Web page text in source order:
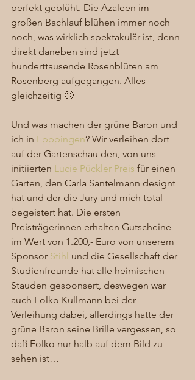
perfekt geblüht. Die Azaleen im
großen Bachlauf blühen immer noch
noch, was wirklich spektakulär ist, denn
direkt daneben sind jetzt
hunderttausende Rosenblüten am
Rosenberg aufgegangen. Alles
gleichzeitig 🙂
Und was machen der grüne Baron und
ich in Epppingen? Wir verleihen dort
auf der Gartenschau den, von uns
initiierten Lucie Pückler Preis für einen
Garten, den Carla Santelmann designt
hat und der die Jury und mich total
begeistert hat. Die ersten
Preisträgerinnen erhalten Gutscheine
im Wert von 1.200,- Euro von unserem
Sponsor Stihl und die Gesellschaft der
Studienfreunde hat alle heimischen
Stauden gesponsert, deswegen war
auch Folko Kullmann bei der
Verleihung dabei, allerdings hatte der
grüne Baron seine Brille vergessen, so
daß Folko nur halb auf dem Bild zu
sehen ist…